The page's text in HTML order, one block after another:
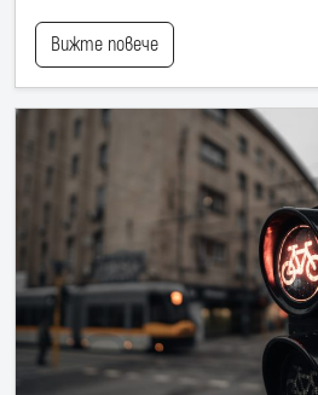
Вижте повече